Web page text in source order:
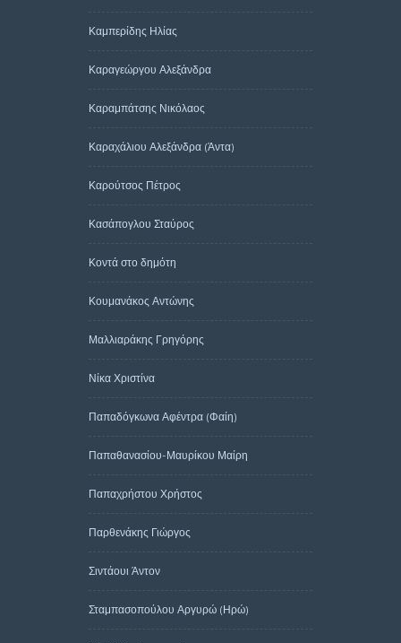
Καμπερίδης Ηλίας
Καραγεώργου Αλεξάνδρα
Καραμπάτσης Νικόλαος
Καραχάλιου Αλεξάνδρα (Άντα)
Καρούτσος Πέτρος
Κασάπογλου Σταύρος
Κοντά στο δημότη
Κουμανάκος Αντώνης
Μαλλιαράκης Γρηγόρης
Νίκα Χριστίνα
Παπαδόγκωνα Αφέντρα (Φαίη)
Παπαθανασίου-Μαυρίκου Μαίρη
Παπαχρήστου Χρήστος
Παρθενάκης Γιώργος
Σιντάουι Άντον
Σταμπασοπούλου Αργυρώ (Ηρώ)